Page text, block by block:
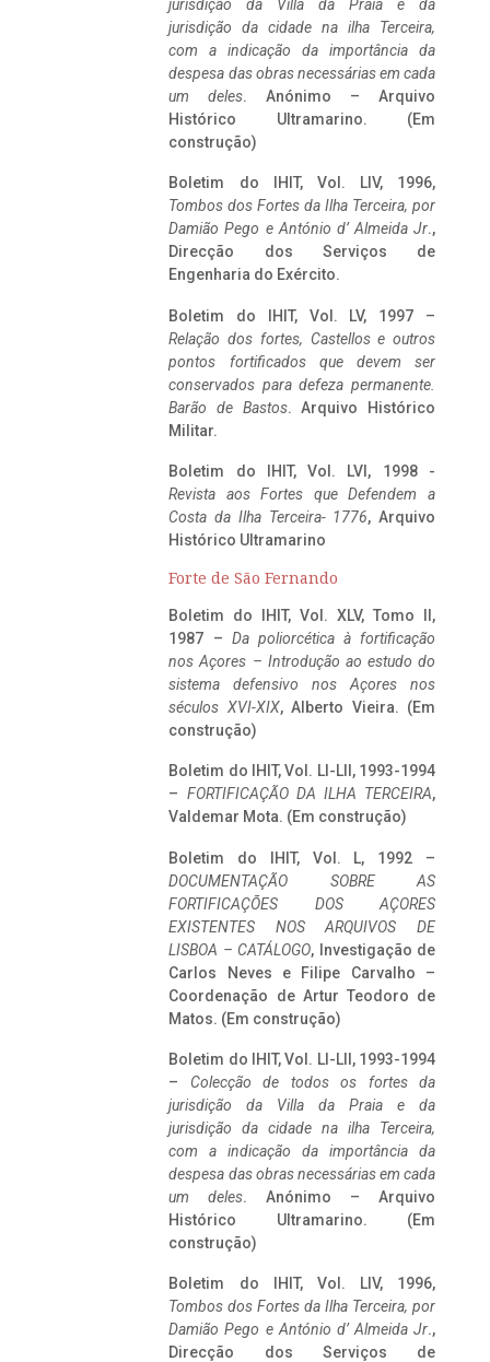
jurisdição da Villa da Praia e da
jurisdição da cidade na ilha Terceira,
com a indicação da importância da
despesa das obras necessárias em cada
um deles. Anónimo – Arquivo
Histórico Ultramarino. (Em
construção)
Boletim do IHIT, Vol. LIV, 1996,
Tombos dos Fortes da Ilha Terceira, por
Damião Pego e António d’ Almeida Jr.,
Direcção dos Serviços de
Engenharia do Exército.
Boletim do IHIT, Vol. LV, 1997 –
Relação dos fortes, Castellos e outros
pontos fortificados que devem ser
conservados para defeza permanente.
Barão de Bastos. Arquivo Histórico
Militar.
Boletim do IHIT, Vol. LVI, 1998 -
Revista aos Fortes que Defendem a
Costa da Ilha Terceira- 1776, Arquivo
Histórico Ultramarino
Forte de São Fernando
Boletim do IHIT, Vol. XLV, Tomo II,
1987 – Da poliorcética à fortificação
nos Açores – Introdução ao estudo do
sistema defensivo nos Açores nos
séculos XVI-XIX, Alberto Vieira. (Em
construção)
Boletim do IHIT, Vol. LI-LII, 1993-1994
– FORTIFICAÇÃO DA ILHA TERCEIRA,
Valdemar Mota. (Em construção)
Boletim do IHIT, Vol. L, 1992 –
DOCUMENTAÇÃO SOBRE AS
FORTIFICAÇÕES DOS AÇORES
EXISTENTES NOS ARQUIVOS DE
LISBOA – CATÁLOGO, Investigação de
Carlos Neves e Filipe Carvalho –
Coordenação de Artur Teodoro de
Matos. (Em construção)
Boletim do IHIT, Vol. LI-LII, 1993-1994
– Colecção de todos os fortes da
jurisdição da Villa da Praia e da
jurisdição da cidade na ilha Terceira,
com a indicação da importância da
despesa das obras necessárias em cada
um deles. Anónimo – Arquivo
Histórico Ultramarino. (Em
construção)
Boletim do IHIT, Vol. LIV, 1996,
Tombos dos Fortes da Ilha Terceira, por
Damião Pego e António d’ Almeida Jr.,
Direcção dos Serviços de